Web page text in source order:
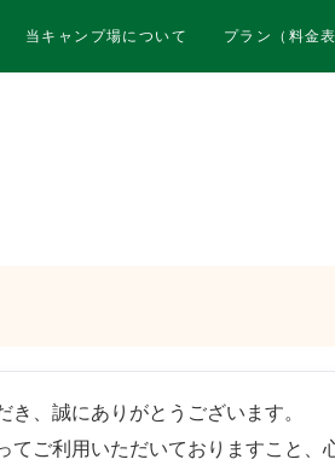
当キャンプ場について プラン（料金表